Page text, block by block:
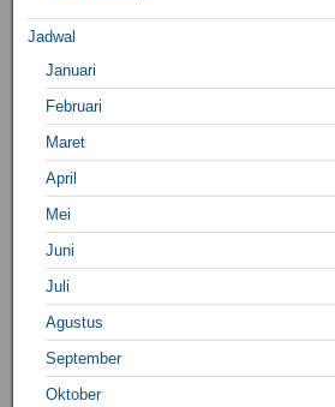
Jadwal
Januari
Februari
Maret
April
Mei
Juni
Juli
Agustus
September
Oktober